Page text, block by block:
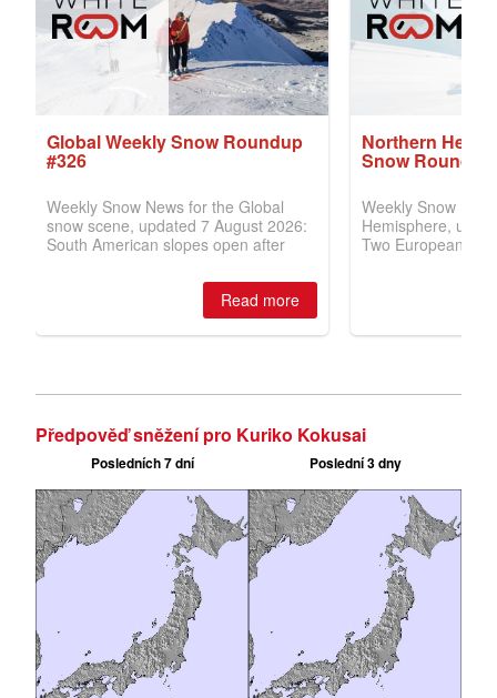
Předpověď sněžení pro Kuriko Kokusai
Posledních 7 dní Poslední 3 dny